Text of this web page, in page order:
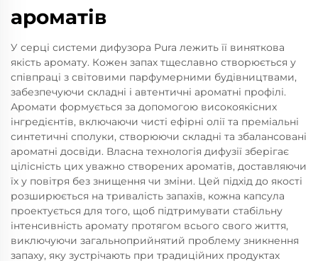
ароматів
У серці системи дифузора Pura лежить її виняткова
якість аромату. Кожен запах тщеславно створюється у
співпраці з світовими парфумерними будівництвами,
забезпечуючи складні і автентичні ароматні профілі.
Аромати формується за допомогою високоякісних
інгредієнтів, включаючи чисті ефірні олії та преміальні
синтетичні сполуки, створюючи складні та збалансовані
ароматні досвіди. Власна технологія дифузії зберігає
цілісність цих уважно створених ароматів, доставляючи
їх у повітря без знищення чи зміни. Цей підхід до якості
розширюється на тривалість запахів, кожна капсула
проектується для того, щоб підтримувати стабільну
інтенсивність аромату протягом всього свого життя,
виключуючи загальноприйнятий проблему зникнення
запаху, яку зустрічають при традиційних продуктах